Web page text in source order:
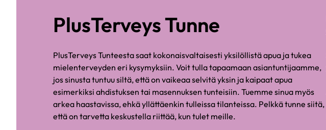
PlusTerveys Tunne
PlusTerveys Tunteesta saat kokonaisvaltaisesti yksilöllistä apua ja tukea
mielenterveyden eri kysymyksiin. Voit tulla tapaamaan asiantuntijaamme,
jos sinusta tuntuu siltä, että on vaikeaa selvitä yksin ja kaipaat apua
esimerkiksi ahdistuksen tai masennuksen tunteisiin. Tuemme sinua myös
arkea haastavissa, ehkä yllättäenkin tulleissa tilanteissa. Pelkkä tunne siitä,
että on tarvetta keskustella riittää, kun tulet meille.